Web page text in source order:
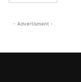
- Advertisment -